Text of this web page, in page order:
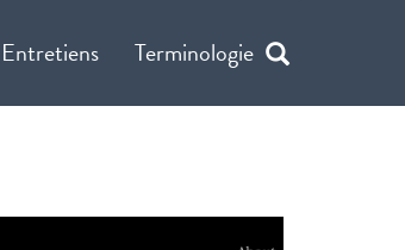
Entretiens Terminologie